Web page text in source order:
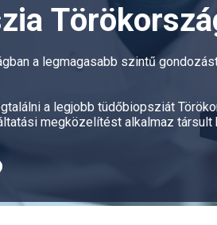
a legmagasabb szintű
a legjobb tüdőbiopsziát
megközelítést alkalmaz társult